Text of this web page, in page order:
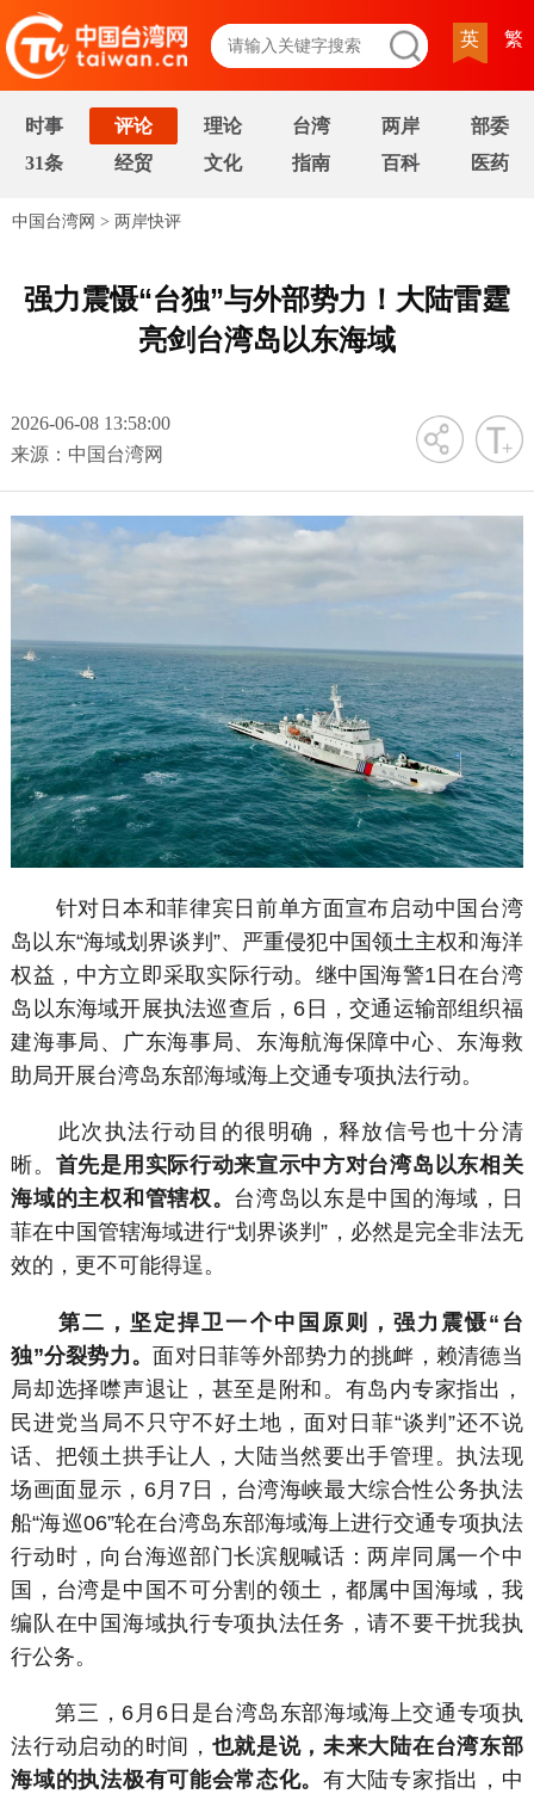
英 繁
时事 评论 理论 台湾 两岸
部委
31条
经贸 文化 指南 百科 医药
中国台湾网 > 两岸快评
强力震慑“台独”与外部势力！大陆雷霆
亮剑台湾岛以东海域
2026-06-08 13:58:00
来源：中国台湾网
字号
针对日本和菲律宾日前单方面宣布启动中国台湾
岛以东“海域划界谈判”、严重侵犯中国领土主权和海洋
权益，中方立即采取实际行动。继中国海警1日在台湾
岛以东海域开展执法巡查后，6日，交通运输部组织福
建海事局、广东海事局、东海航海保障中心、东海救
助局开展台湾岛东部海域海上交通专项执法行动。
此次执法行动目的很明确，释放信号也十分清
晰。 首先是用实际行动来宣示中方对台湾岛以东相关
海域的主权和管辖权。 台湾岛以东是中国的海域，日
菲在中国管辖海域进行“划界谈判”，必然是完全非法无
效的，更不可能得逞。
第二，坚定捍卫一个中国原则，强力震慑“台
独”分裂势力。面对日菲等外部势力的挑衅，赖清德当
局却选择噤声退让，甚至是附和。有岛内专家指出，
民进党当局不只守不好土地，面对日菲“谈判”还不说
话、把领土拱手让人，大陆当然要出手管理。执法现
场画面显示，6月7日，台湾海峡最大综合性公务执法
船“海巡06”轮在台湾岛东部海域海上进行交通专项执法
行动时，向台海巡部门长滨舰喊话：两岸同属一个中
国，台湾是中国不可分割的领土，都属中国海域，我
编队在中国海域执行专项执法任务，请不要干扰我执
行公务。
第三，6月6日是台湾岛东部海域海上交通专项执
法行动启动的时间， 也就是说，未来大陆在台湾东部
海域的执法极有可能会常态化。有大陆专家指出，中